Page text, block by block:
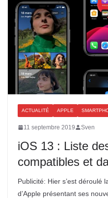
ACTUALITÉ APPLE
11 septembre 2019 Sven
iOS 13 : Liste
compatibles et
Publicité: Hier s’est déroulé
d’Apple présentant ses